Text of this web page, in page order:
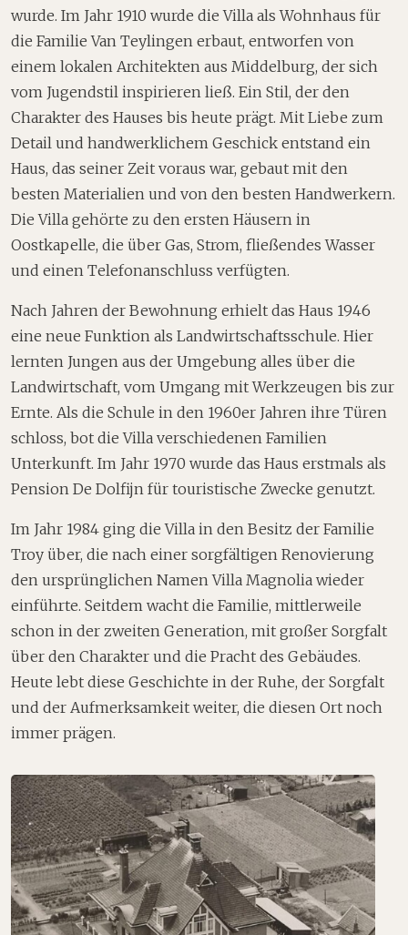
wurde. Im Jahr 1910 wurde die Villa als Wohnhaus für
die Familie Van Teylingen erbaut, entworfen von
einem lokalen Architekten aus Middelburg, der sich
vom Jugendstil inspirieren ließ. Ein Stil, der den
Charakter des Hauses bis heute prägt. Mit Liebe zum
Detail und handwerklichem Geschick entstand ein
Haus, das seiner Zeit voraus war, gebaut mit den
besten Materialien und von den besten Handwerkern.
Die Villa gehörte zu den ersten Häusern in
Oostkapelle, die über Gas, Strom, fließendes Wasser
und einen Telefonanschluss verfügten.
Nach Jahren der Bewohnung erhielt das Haus 1946
eine neue Funktion als Landwirtschaftsschule. Hier
lernten Jungen aus der Umgebung alles über die
Landwirtschaft, vom Umgang mit Werkzeugen bis zur
Ernte. Als die Schule in den 1960er Jahren ihre Türen
schloss, bot die Villa verschiedenen Familien
Unterkunft. Im Jahr 1970 wurde das Haus erstmals als
Pension De Dolfijn für touristische Zwecke genutzt.
Im Jahr 1984 ging die Villa in den Besitz der Familie
Troy über, die nach einer sorgfältigen Renovierung
den ursprünglichen Namen Villa Magnolia wieder
einführte. Seitdem wacht die Familie, mittlerweile
schon in der zweiten Generation, mit großer Sorgfalt
über den Charakter und die Pracht des Gebäudes.
Heute lebt diese Geschichte in der Ruhe, der Sorgfalt
und der Aufmerksamkeit weiter, die diesen Ort noch
immer prägen.